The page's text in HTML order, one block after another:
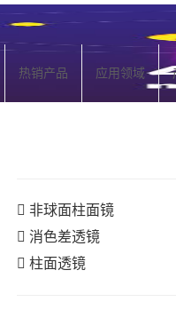
热销产品 应用领域
非球面柱面镜
消色差透镜
柱面透镜